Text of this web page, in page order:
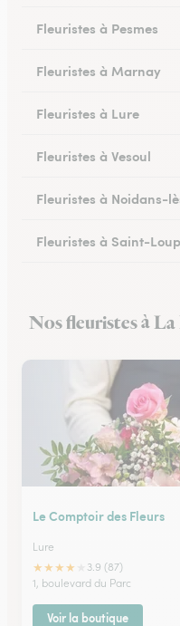
Fleuristes à Pesmes
Fleuristes à Marnay
Fleuristes à Lure
Fleuristes à Vesoul
Fleuristes à Noidans-
Fleuristes à Saint-
Fleuristes à Scey-
Nos fleuristes à
Le Comptoir des Fleurs
Lure
★★★★
3.9 (87)
1, boulevard du Parc
Voir la boutique